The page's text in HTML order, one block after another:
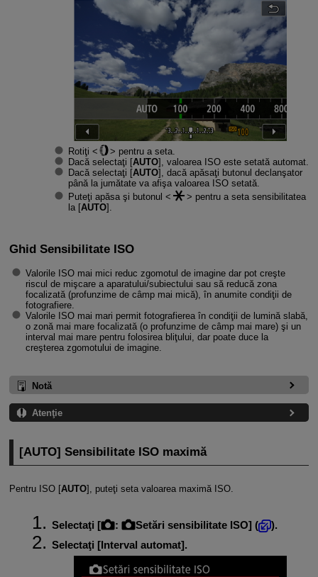
Rotiţi
pentru a seta.
Dacă selectaţi [AUTO], valoarea ISO este setată automat.
Dacă selectaţi [AUTO], dacă apăsaţi butonul declanşator
până la jumătate va afişa valoarea ISO setată.
Puteţi apăsa şi butonul
pentru a seta sensibilitatea
la [AUTO].
Ghid Sensibilitate ISO
Valorile ISO mai mici reduc zgomotul de imagine dar pot creşte
riscul de mişcare a aparatului/subiectului sau să reducă zona
focalizată (profunzime de câmp mai mică), în anumite condiţii de
fotografiere.
Valorile ISO mai mari permit fotografierea în condiţii de lumină slabă,
o zonă mai mare focalizată (o profunzime de câmp mai mare) şi un
interval mai mare pentru folosirea bliţului, dar poate duce la
creşterea zgomotului de imagine.
Notă
Atenţie
[AUTO] Sensibilitate ISO maximă
Pentru ISO [AUTO], puteţi seta valoarea maximă ISO.
Selectaţi [ : Setări sensibilitate ISO] (
).
Selectaţi [Interval automat].